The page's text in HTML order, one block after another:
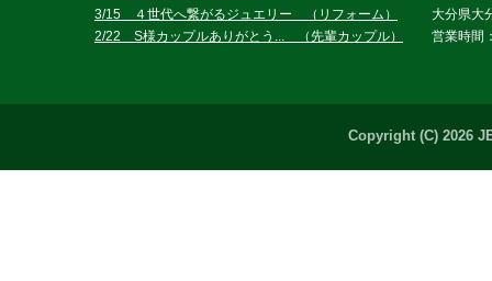
3/15 ４世代へ繋がるジュエリー （リフォーム）
2/22 S様カップルありがとう... （先輩カップル）
大分県大
営業時間
Copyright (C) 2026